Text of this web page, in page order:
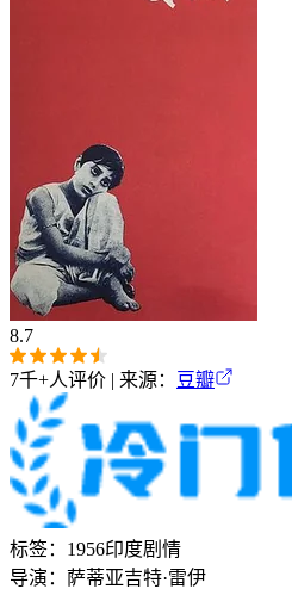
8.7
7千+人评价 | 来源： 豆瓣
标签： 1956印度剧情
导演： 萨蒂亚吉特·雷伊